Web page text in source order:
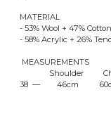
MATERIAL
- 53% Wool + 47% Cotton
- 58% Acrylic + 26%
MEASUREMENTS
Shoulder
38 — 46cm